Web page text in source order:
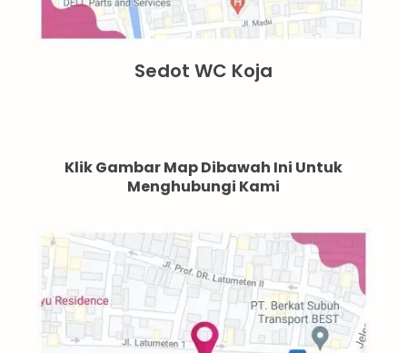
Sedot WC Koja
Klik Gambar Map Dibawah Ini Untuk
Menghubungi Kami